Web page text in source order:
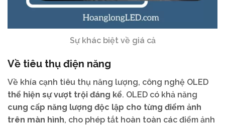
Sự khác biệt về giá cả
Về tiêu thụ điện năng
Về khía cạnh tiêu thụ năng lượng, công nghệ OLED
thể hiện sự vượt trội đáng kể. OLED có khả năng
cung cấp năng lượng độc lập cho từng điểm ảnh
trên màn hình, cho phép tắt hoàn toàn các điểm ảnh